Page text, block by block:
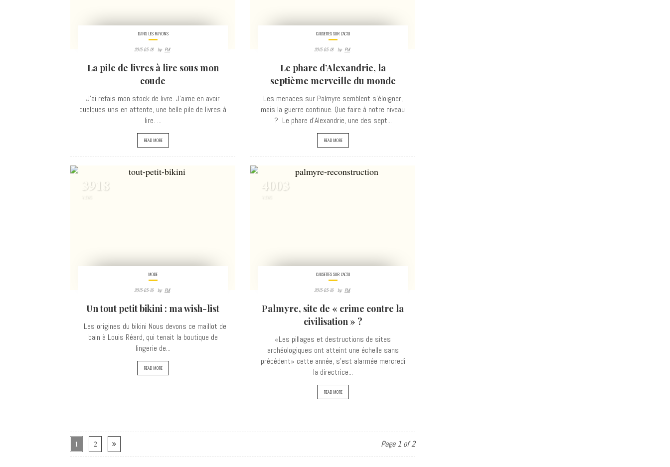
DANS LES RAYONS
2015-05-18 By: PLK
La pile de livres à lire sous mon
coude
J'ai refais mon stock de livre. J'aime en avoir
quelques uns en attente, une belle pile de livres à
lire. ...
READ MORE
CAUSETTES SUR L'ACTU
2015-05-18 By: PLK
Le phare d’Alexandrie, la
septième merveille du monde
Les menaces sur Palmyre semblent s’éloigner,
mais la guerre continue. Que faire à notre niveau
? Le phare d’Alexandrie, une des sept...
READ MORE
3918
MODE
2015-05-16 By: PLK
Un tout petit bikini : ma wish-list
Les origines du bikini Nous devons ce maillot de
bain à Louis Réard, qui tenait la boutique de
lingerie de...
READ MORE
4003
CAUSETTES SUR L'ACTU
2015-05-16 By: PLK
Palmyre, site de « crime contre la
civilisation » ?
«Les pillages et destructions de sites
archéologiques ont atteint une échelle sans
précédent» cette année, s'est alarmée mercredi
la directrice...
READ MORE
1 2 Page 1 of 2